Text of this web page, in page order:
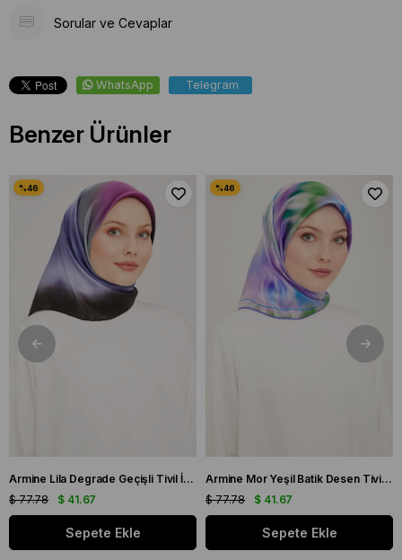
Sorular ve Cevaplar
WhatsApp Telegram
Benzer Ürünler
Armine Lila Degrade Geçişli Tivil İpek Eşarp 9051 - 59
$ 41.67
$ 77.78
Sepete Ekle
Armine Mor Yeşil Batik Desen Tivil İpek Eşarp 9136 - 50
$ 41.67
$ 77.78
Sepete Ekle